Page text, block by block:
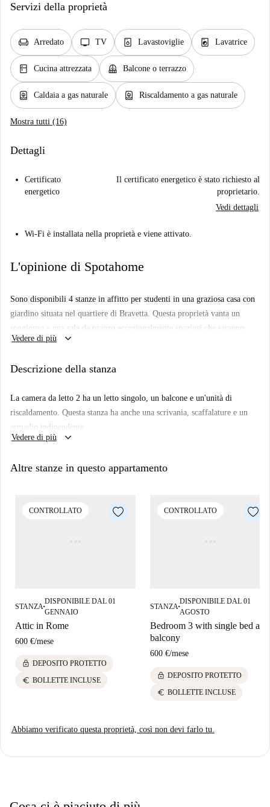
Servizi della proprietà
chair Arredato tv TV dishwasher_gen Lavastoviglie local_laundry_service Lavatrice
kitchen Cucina attrezzata balcony Balcone o terrazzo
water_heater Caldaia a gas naturale water_heater Riscaldamento a gas naturale
Mostra tutti (16)
Dettagli
Certificato
energetico
Il certificato energetico è stato richiesto al
proprietario.
Vedi dettagli
Wi-Fi è installata nella proprietà e viene attivato.
L'opinione di Spotahome
Sono disponibili 4 stanze in affitto per studenti in una graziosa casa con
giardino situata nel quartiere di Bravetta. Questa proprietà vanta un
soggiorno e una sala da pranzo eccezionalmente spaziosi che saranno
condivisi con il proprietario che vive lì. La cucina è completamente
comodamente.
in fase di ristrutturazione, ma sono molto simili.
Bravetta è una tranquilla zona residenziale situata a sud-ovest del centro
di Roma. Ci sono diversi bar e minimarket nella zona circostante la casa.
che fornisce accesso al centro di Roma.
Vedere di più keyboard_arrow_down
Descrizione della stanza
La camera da letto 2 ha un letto singolo, un balcone e un'unità di
riscaldamento. Questa stanza ha anche una scrivania, scaffalature e un
armadio indipendente.
Vedere di più
keyboard_arrow_down
Altre stanze in questo appartamento
CONTROLLATO
STANZA ■
DISPONIBILE DAL 01
GENNAIO
Attic in Rome
600 €/mese
lock DEPOSITO PROTETTO
euro BOLLETTE INCLUSE
CONTROLLATO
STANZA ■
DISPONIBILE DAL 01
AGOSTO
Bedroom 3 with single bed and
balcony
600 €/mese
lock DEPOSITO PROTETTO
euro BOLLETTE INCLUSE
Abbiamo verificato questa proprietà, così non devi farlo tu.